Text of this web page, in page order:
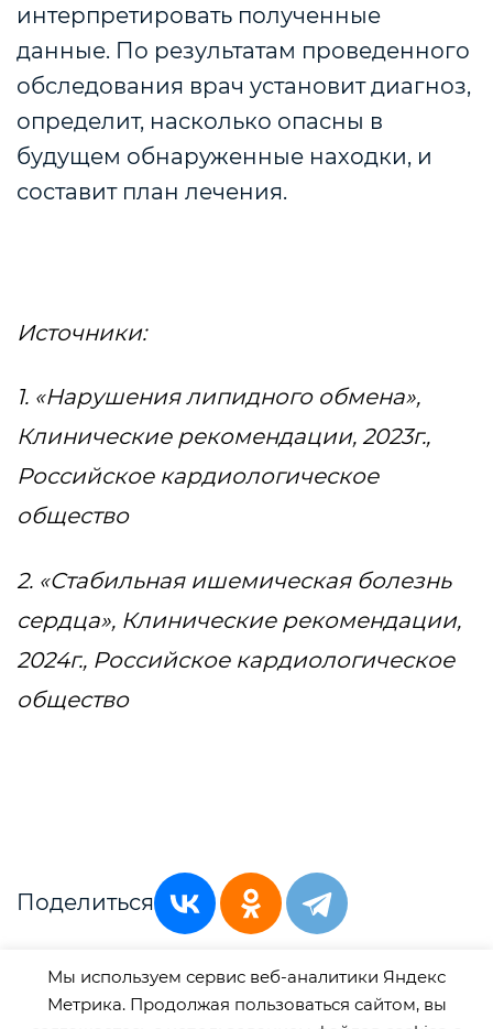
интерпретировать полученные
данные. По результатам проведенного
обследования врач установит диагноз,
определит, насколько опасны в
будущем обнаруженные находки, и
составит план лечения.
Источники:
1. «Нарушения липидного обмена»,
Клинические рекомендации, 2023г.,
Российское кардиологическое
общество
2. «Стабильная ишемическая болезнь
сердца», Клинические рекомендации,
2024г., Российское кардиологическое
общество
Поделиться
Мы используем сервис веб-аналитики Яндекс
Метрика. Продолжая пользоваться сайтом, вы